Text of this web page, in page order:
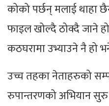
कोको पर्छन् मलाई थाहा
फाइल खोल्दै ठोक्दै जाने हो
कठघरामा उभ्याउने नै हो
उच्च तहका नेताहरुको
रुपान्तरणको अभियान सुरु